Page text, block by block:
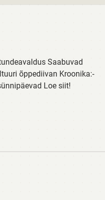
Saabuvad
õppediivan Kroonika:-
Loe siit!